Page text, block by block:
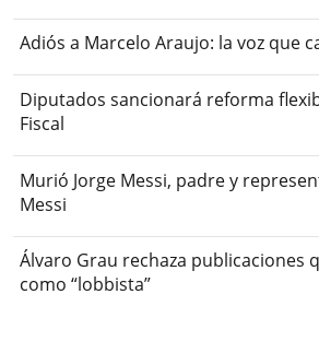
Adiós a Marcelo Araujo: la voz que
Diputados sancionará reforma
Fiscal
Murió Jorge Messi, padre y
Messi
Álvaro Grau rechaza publicaciones
como “lobbista”